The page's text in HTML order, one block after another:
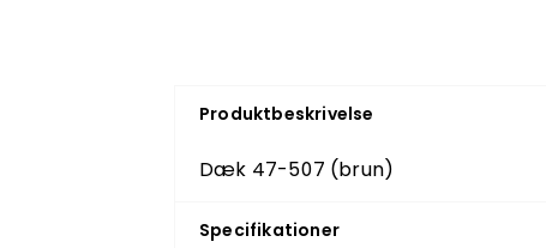
Produktbeskrivelse
Dæk 47-507 (brun)
Specifikationer